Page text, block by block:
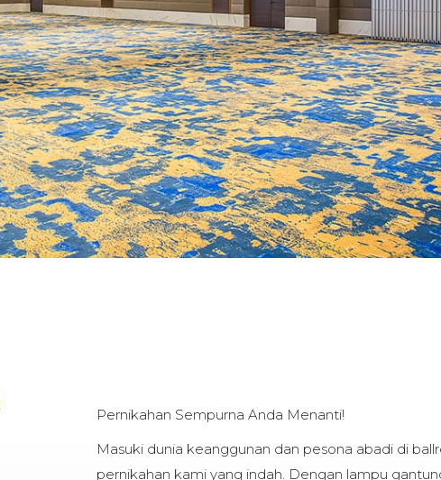
Pernikahan Sempurna Anda Menanti!
Masuki dunia keanggunan dan pesona abadi di
pernikahan kami yang indah. Dengan lampu